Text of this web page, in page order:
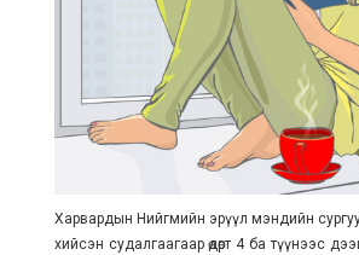
Харвардын Нийгмийн эрүүл мэндийн
хийсэн судалгаагаар өдөрт 4 ба түүнээс